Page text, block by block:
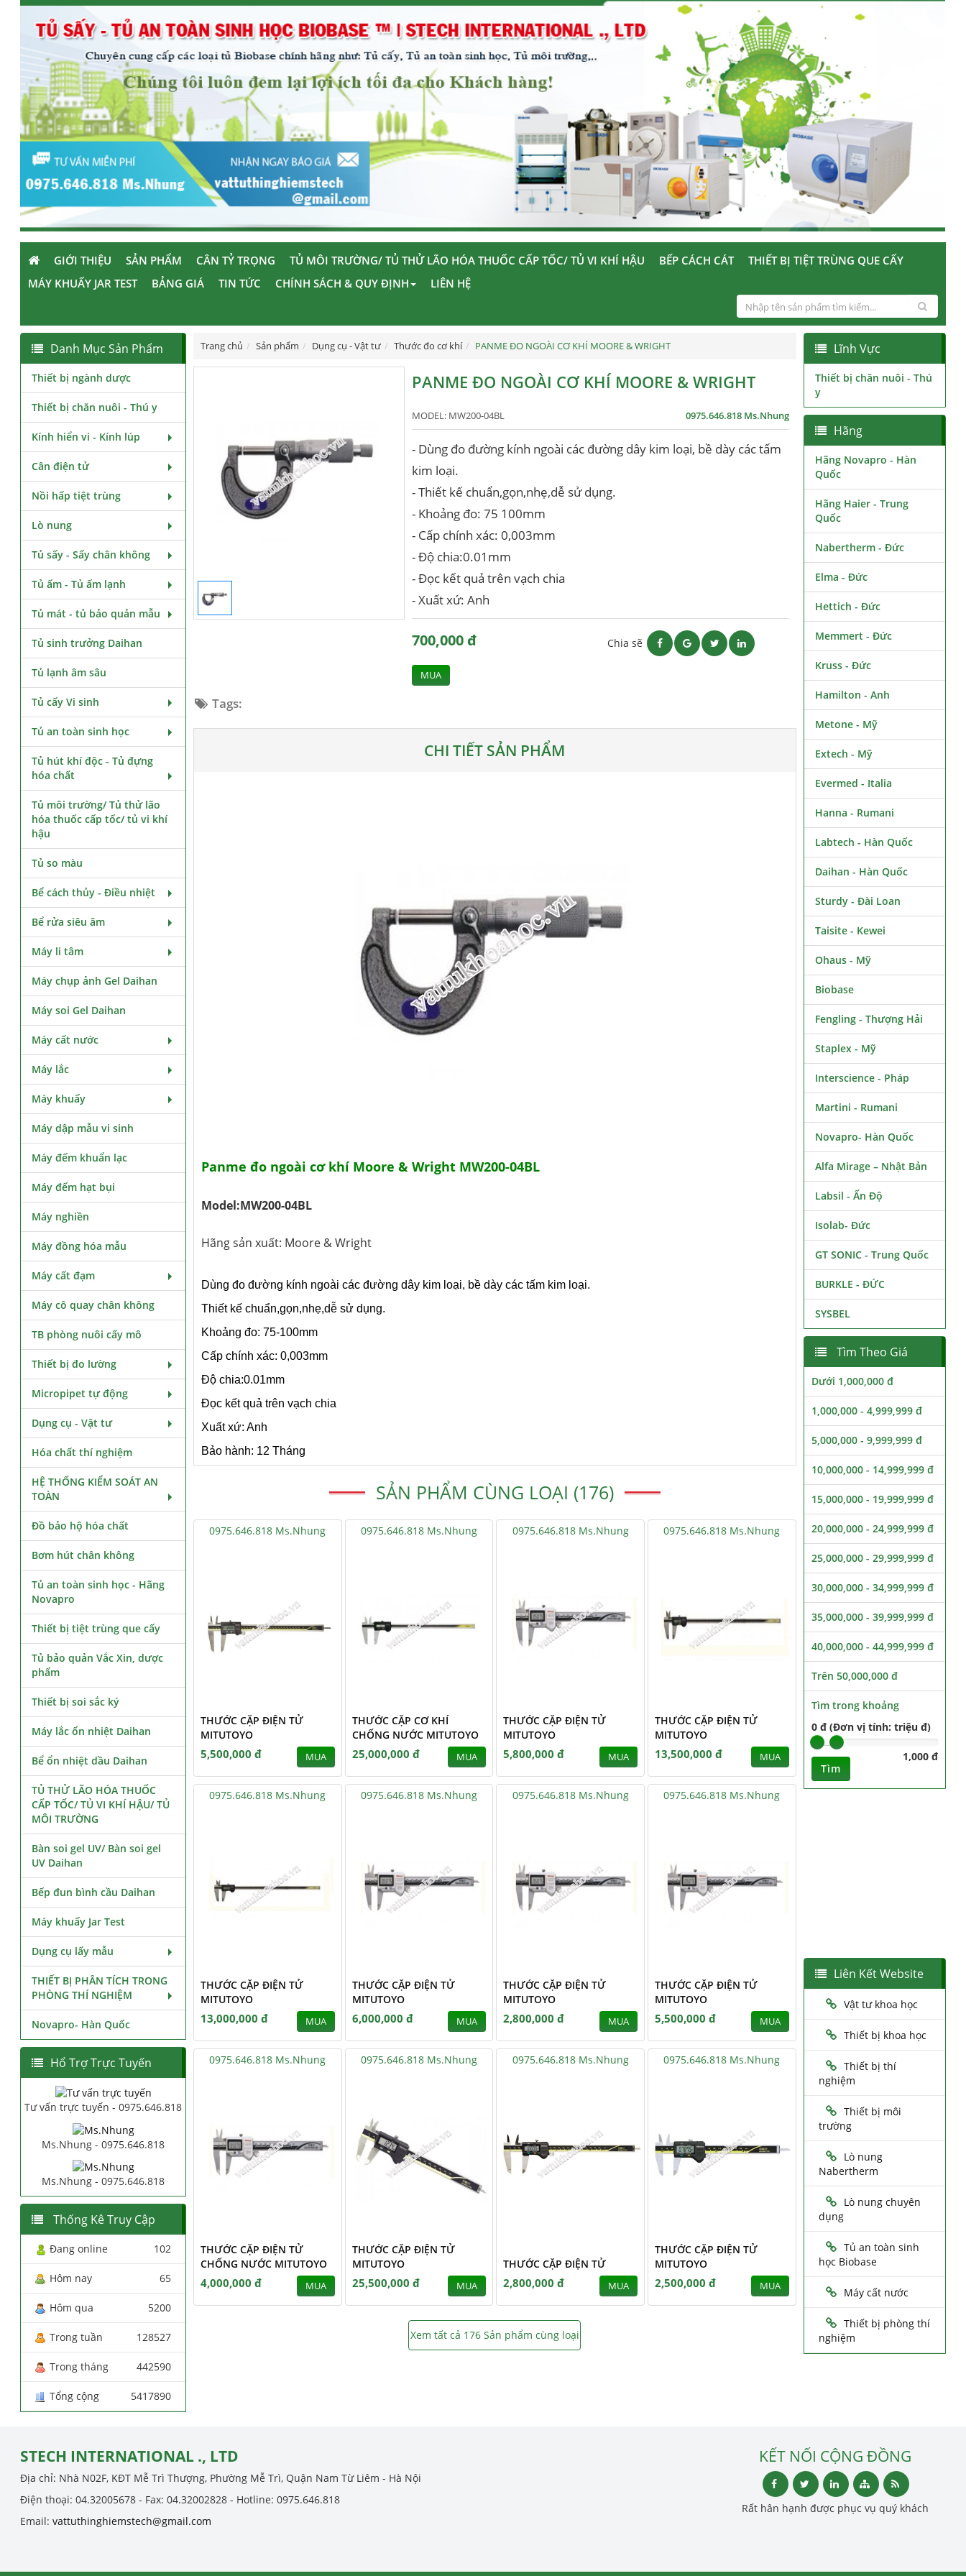
GIỚI THIỆU SẢN PHẨM CÂN TỶ TRỌNG TỦ MÔI TRƯỜNG/ TỦ THỬ LÃO HÓA THUỐC CẤP TỐC/ TỦ VI KHÍ HẬU BẾP CÁCH CÁT
THIẾT BỊ TIỆT TRÙNG QUE CẤY
MÁY KHUẤY JAR TEST
BẢNG GIÁ TIN TỨC CHÍNH SÁCH & QUY ĐỊNH LIÊN HỆ
Trang chủ Sản phẩm Dụng cụ - Vật tư Thước đo cơ khí PANME ĐO NGOÀI CƠ KHÍ MOORE & WRIGHT
PANME ĐO NGOÀI CƠ KHÍ MOORE & WRIGHT
MODEL: MW200-04BL 0975.646.818 Ms.Nhung
- Dùng đo đường kính ngoài các đường dây kim loại, bề dày các tấm
kim loại.
- Thiết kế chuẩn,gọn,nhẹ,dễ sử dụng.
- Khoảng đo: 75 100mm
- Cấp chính xác: 0,003mm
- Độ chia:0.01mm
- Đọc kết quả trên vạch chia
- Xuất xứ: Anh
700,000 đ
MUA
Chia sẽ
Tags:
CHI TIẾT SẢN PHẨM
Panme đo ngoài cơ khí Moore & Wright MW200-04BL
Model:MW200-04BL
Hãng sản xuất: Moore & Wright
Dùng đo đường kính ngoài các đường dây kim loại, bề dày các tấm kim loại.
Thiết kế chuẩn,gọn,nhẹ,dễ sử dụng.
Khoảng đo: 75-100mm
Cấp chính xác: 0,003mm
Độ chia:0.01mm
Đọc kết quả trên vạch chia
Xuất xứ: Anh
Bảo hành: 12 Tháng
SẢN PHẨM CÙNG LOẠI (176)
0975.646.818 Ms.Nhung
THƯỚC CẶP ĐIỆN TỬ
MITUTOYO
5,500,000 đ MUA
0975.646.818 Ms.Nhung
THƯỚC CẶP CƠ KHÍ
CHỐNG NƯỚC MITUTOYO
25,000,000 đ MUA
0975.646.818 Ms.Nhung
THƯỚC CẶP ĐIỆN TỬ
MITUTOYO
5,800,000 đ MUA
0975.646.818 Ms.Nhung
THƯỚC CẶP ĐIỆN TỬ
MITUTOYO
13,500,000 đ MUA
0975.646.818 Ms.Nhung
THƯỚC CẶP ĐIỆN TỬ
MITUTOYO
13,000,000 đ MUA
0975.646.818 Ms.Nhung
THƯỚC CẶP ĐIỆN TỬ
MITUTOYO
6,000,000 đ MUA
0975.646.818 Ms.Nhung
THƯỚC CẶP ĐIỆN TỬ
MITUTOYO
2,800,000 đ MUA
0975.646.818 Ms.Nhung
THƯỚC CẶP ĐIỆN TỬ
MITUTOYO
5,500,000 đ MUA
0975.646.818 Ms.Nhung
THƯỚC CẶP ĐIỆN TỬ
CHỐNG NƯỚC MITUTOYO
4,000,000 đ MUA
0975.646.818 Ms.Nhung
THƯỚC CẶP ĐIỆN TỬ
MITUTOYO
25,500,000 đ MUA
0975.646.818 Ms.Nhung
THƯỚC CẶP ĐIỆN TỬ
2,800,000 đ MUA
0975.646.818 Ms.Nhung
THƯỚC CẶP ĐIỆN TỬ
MITUTOYO
2,500,000 đ MUA
Xem tất cả 176 Sản phẩm cùng loại
Danh Mục Sản Phẩm
Thiết bị ngành dược
Thiết bị chăn nuôi - Thú y
Kính hiển vi - Kính lúp
Cân điện tử
Nồi hấp tiệt trùng
Lò nung
Tủ sấy - Sấy chân không
Tủ ấm - Tủ ấm lạnh
Tủ mát - tủ bảo quản mẫu
Tủ sinh trưởng Daihan
Tủ lạnh âm sâu
Tủ cấy Vi sinh
Tủ an toàn sinh học
Tủ hút khí độc - Tủ đựng
hóa chất
Tủ môi trường/ Tủ thử lão
hóa thuốc cấp tốc/ tủ vi khí
hậu
Tủ so màu
Bể cách thủy - Điều nhiệt
Bể rửa siêu âm
Máy li tâm
Máy chụp ảnh Gel Daihan
Máy soi Gel Daihan
Máy cất nước
Máy lắc
Máy khuấy
Máy dập mẫu vi sinh
Máy đếm khuẩn lạc
Máy đếm hạt bụi
Máy nghiền
Máy đồng hóa mẫu
Máy cất đạm
Máy cô quay chân không
TB phòng nuôi cấy mô
Thiết bị đo lường
Micropipet tự động
Dụng cụ - Vật tư
Hóa chất thí nghiệm
HỆ THỐNG KIỂM SOÁT AN
TOÀN
Đồ bảo hộ hóa chất
Bơm hút chân không
Tủ an toàn sinh học - Hãng
Novapro
Thiết bị tiệt trùng que cấy
Tủ bảo quản Vắc Xin, dược
phẩm
Thiết bị soi sắc ký
Máy lắc ổn nhiệt Daihan
Bể ổn nhiệt dầu Daihan
TỦ THỬ LÃO HÓA THUỐC
CẤP TỐC/ TỦ VI KHÍ HẬU/ TỦ
MÔI TRƯỜNG
Bàn soi gel UV/ Bàn soi gel
UV Daihan
Bếp đun bình cầu Daihan
Máy khuấy Jar Test
Dụng cụ lấy mẫu
THIẾT BỊ PHÂN TÍCH TRONG
PHÒNG THÍ NGHIỆM
Novapro- Hàn Quốc
Hổ Trợ Trực Tuyến
Tư vấn trực tuyến - 0975.646.818
Ms.Nhung - 0975.646.818
Ms.Nhung - 0975.646.818
Thống Kê Truy Cập
Đang online 102
Hôm nay 65
Hôm qua 5200
Trong tuần 128527
Trong tháng 442590
Tổng cộng 5417890
Lĩnh Vực
Thiết bị chăn nuôi - Thú
y
Hãng
Hãng Novapro - Hàn
Quốc
Hãng Haier - Trung
Quốc
Nabertherm - Đức
Elma - Đức
Hettich - Đức
Memmert - Đức
Kruss - Đức
Hamilton - Anh
Metone - Mỹ
Extech - Mỹ
Evermed - Italia
Hanna - Rumani
Labtech - Hàn Quốc
Daihan - Hàn Quốc
Sturdy - Đài Loan
Taisite - Kewei
Ohaus - Mỹ
Biobase
Fengling - Thượng Hải
Staplex - Mỹ
Interscience - Pháp
Martini - Rumani
Novapro- Hàn Quốc
Alfa Mirage – Nhật Bản
Labsil - Ấn Độ
Isolab- Đức
GT SONIC - Trung Quốc
BURKLE - ĐỨC
SYSBEL
Tìm Theo Giá
Dưới 1,000,000 đ
1,000,000 - 4,999,999 đ
5,000,000 - 9,999,999 đ
10,000,000 - 14,999,999 đ
15,000,000 - 19,999,999 đ
20,000,000 - 24,999,999 đ
25,000,000 - 29,999,999 đ
30,000,000 - 34,999,999 đ
35,000,000 - 39,999,999 đ
40,000,000 - 44,999,999 đ
Trên 50,000,000 đ
Tìm trong khoảng
0 đ (Đơn vị tính: triệu đ)
1,000 đ
Tìm
Liên Kết Website
Vật tư khoa học
Thiết bị khoa học
Thiết bị thí
nghiệm
Thiết bị môi
trường
Lò nung
Nabertherm
Lò nung chuyên
dụng
Tủ an toàn sinh
học Biobase
Máy cất nước
Thiết bị phòng thí
nghiệm
STECH INTERNATIONAL ., LTD
Địa chỉ: Nhà N02F, KĐT Mễ Trì Thượng, Phường Mễ Trì, Quận Nam Từ Liêm - Hà Nội
Điện thoại: 04.32005678 - Fax: 04.32002828 - Hotline: 0975.646.818
Email:vattuthinghiemstech@gmail.com
KẾT NỐI CỘNG ĐỒNG
Rất hân hạnh được phục vụ quý khách